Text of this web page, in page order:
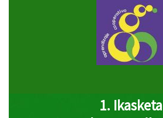
1. Ikasketa
kooperatiboa
Ikasketa kooperatiboa
metodo tradizionalak